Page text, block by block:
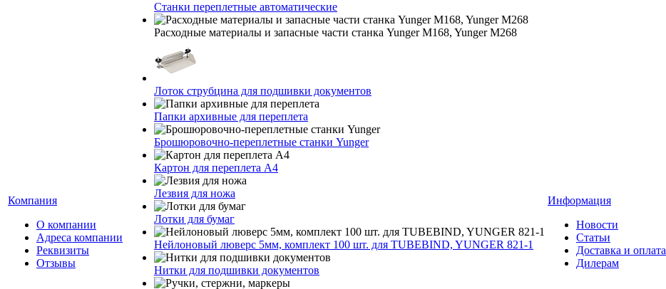
Компания
О компании
Адреса компании
Реквизиты
Отзывы
Станки переплетные автоматические
Расходные материалы и запасные части станка Yunger M168, Yunger M268
Лоток струбцина для подшивки документов
Папки архивные для переплета
Брошюровочно-переплетные станки Yunger
Картон для переплета А4
Лезвия для ножа
Лотки для бумаг
Нейлоновый люверс 5мм, комплект 100 шт. для TUBEBIND, YUNGER 821-1
Нитки для подшивки документов
Информация
Новости
Статьи
Доставка и оплата
Дилерам